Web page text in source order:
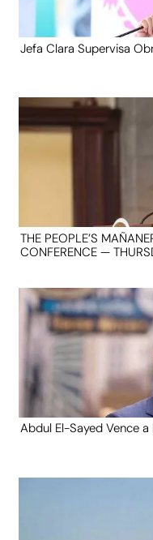
Jefa Clara Supervisa
THE PEOPLE’S
CONFERENCE —
Abdul El-Sayed Vence